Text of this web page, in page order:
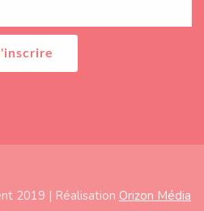
2019 | Réalisation Orizon Média